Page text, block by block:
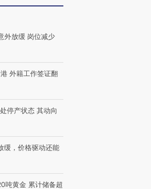
方式·第三对
住三大增长引擎是什么？
外放缓 岗位减少
外籍工作签证翻
停产状态 其动向
缓，价格驱动还能
吨黄金 累计储备超